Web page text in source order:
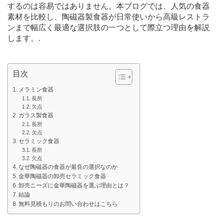
するのは容易ではありません。本ブログでは、人気の食器
素材を比較し、陶磁器製食器が日常使いから高級レストラ
ンまで幅広く最適な選択肢の一つとして際立つ理由を解説
します。.
目次
メラミン食器
長所
欠点
ガラス製食器
長所
欠点
セラミック食器
長所
欠点
なぜ陶磁器の食器が最良の選択なのか
金華陶磁器の卸売セラミック食器
卸売ニーズに金華陶磁器を選ぶ理由とは？
結論
無料見積もりのお問い合わせはこちら